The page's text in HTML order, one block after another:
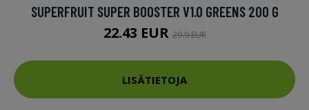
SUPERFRUIT SUPER BOOSTER V1.0 GREENS 200 G
22.43 EUR29.9 EUR
LISÄTIETOJA